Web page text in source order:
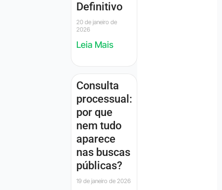
Definitivo
20 de janeiro de
2026
Leia Mais
Consulta
processual:
por que
nem tudo
aparece
nas buscas
públicas?
19 de janeiro de 2026